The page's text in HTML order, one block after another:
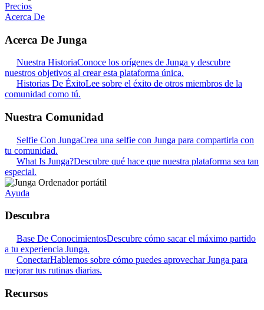
Precios
Acerca De
Acerca De Junga
Nuestra HistoriaConoce los orígenes de Junga y descubre
nuestros objetivos al crear esta plataforma única.
Historias De ÉxitoLee sobre el éxito de otros miembros de la
comunidad como tú.
Nuestra Comunidad
Selfie Con JungaCrea una selfie con Junga para compartirla con
tu comunidad.
What Is Junga?Descubre qué hace que nuestra plataforma sea tan
especial.
Ayuda
Descubra
Base De ConocimientosDescubre cómo sacar el máximo partido
a tu experiencia Junga.
ConectarHablemos sobre cómo puedes aprovechar Junga para
mejorar tus rutinas diarias.
Recursos